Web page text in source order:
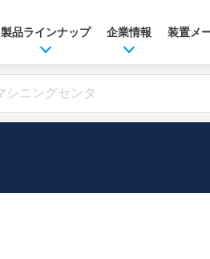
製品ラインナップ 企業情報 装置メ